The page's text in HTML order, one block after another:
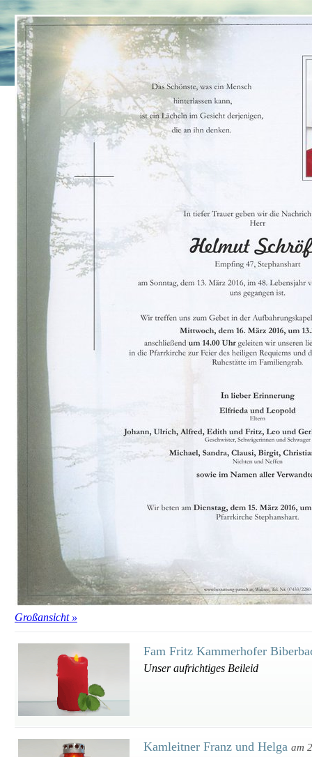
Großansicht »
Fam Fritz Kammerhofer
Unser aufrichtiges Beileid
Kamleitner Franz und Helga am